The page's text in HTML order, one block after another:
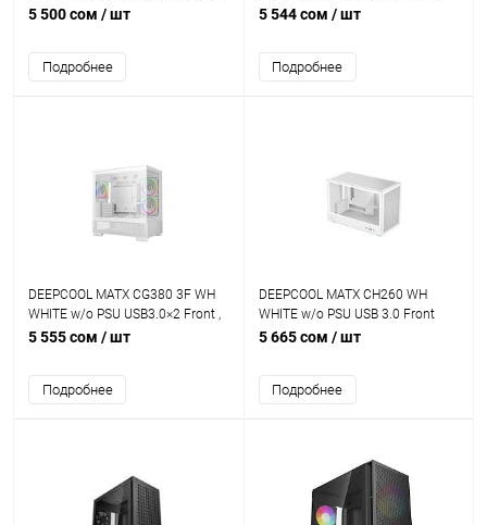
3×120mm ARGB FANS
5 500 сом / шт
Подробнее
Transparent Window, Micro
Audio, Высота CPU куллера до
155мм, VGA до 350мм,
5 544 сом / шт
Подробнее
DEEPCOOL MATX CG380 3F WH
WHITE w/o PSU USB3.0×2 Front ,
Type-C + 120mm*3 ARGB fans
5 555 сом / шт
Подробнее
DEEPCOOL MATX CH260 WH
WHITE w/o PSU USB 3.0 Front
Type-C, Mesh panel
5 665 сом / шт
Подробнее